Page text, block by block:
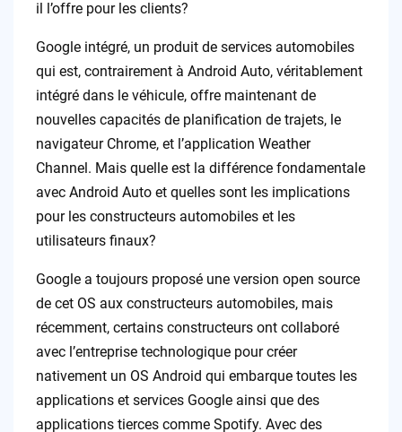
il l’offre pour les clients?
Google intégré, un produit de services automobiles
qui est, contrairement à Android Auto, véritablement
intégré dans le véhicule, offre maintenant de
nouvelles capacités de planification de trajets, le
navigateur Chrome, et l’application Weather
Channel. Mais quelle est la différence fondamentale
avec Android Auto et quelles sont les implications
pour les constructeurs automobiles et les
utilisateurs finaux?
Google a toujours proposé une version open source
de cet OS aux constructeurs automobiles, mais
récemment, certains constructeurs ont collaboré
avec l’entreprise technologique pour créer
nativement un OS Android qui embarque toutes les
applications et services Google ainsi que des
applications tierces comme Spotify. Avec des